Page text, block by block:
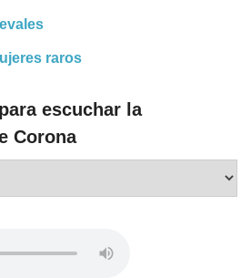
raros
escuchar la
Corona